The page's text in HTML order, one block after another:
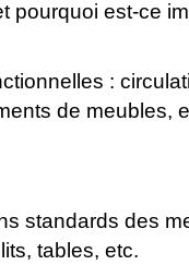
pourquoi est-ce
:
de meubles,
standards des
tables, etc.